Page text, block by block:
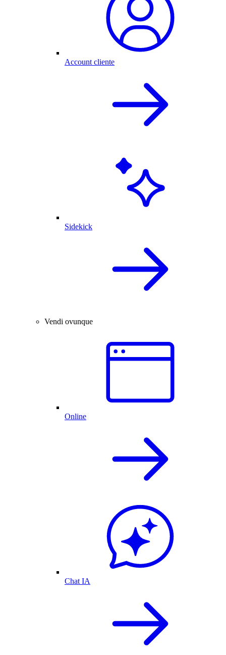
Account cliente
Sidekick
Vendi ovunque
Online
Chat IA